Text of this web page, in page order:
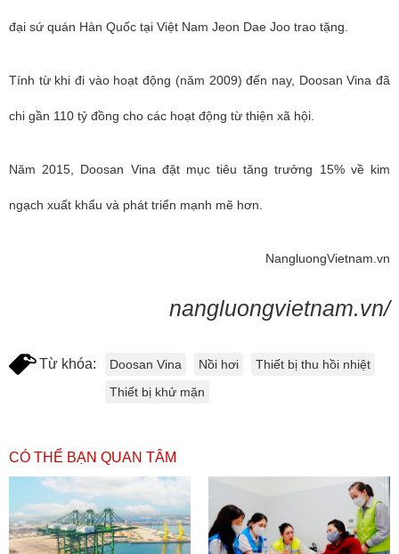
đại sứ quán Hàn Quốc tại Việt Nam Jeon Dae Joo trao tặng.
Tính từ khi đi vào hoạt động (năm 2009) đến nay, Doosan Vina đã
chi gần 110 tỷ đồng cho các hoạt động từ thiện xã hội.
Năm 2015, Doosan Vina đặt mục tiêu tăng trưởng 15% về kim
ngạch xuất khẩu và phát triển mạnh mẽ hơn.
NangluongVietnam.vn
nangluongvietnam.vn/
Từ khóa: Doosan Vina Nồi hơi
Thiết bị thu hồi nhiệt
Thiết bị khử mặn
CÓ THỂ BẠN QUAN TÂM